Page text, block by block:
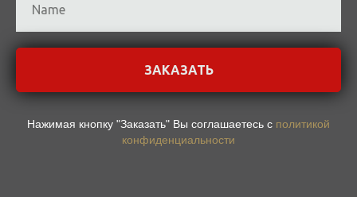
ЗАКАЗАТЬ
Нажимая кнопку "Заказать" Вы соглашаетесь с политикой
конфиденциальности